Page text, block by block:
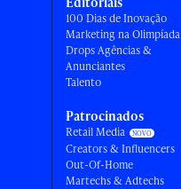
100 Dias de Inovação
Marketing na Olimpíada
Drops Agências &
Anunciantes
Talento
Patrocinados
Retail Media
Creators & Influencers
Out-Of-Home
Martechs & Adtechs